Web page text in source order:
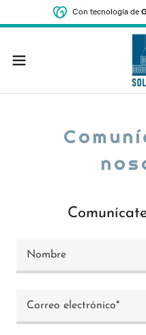
Con tecnología de
Nombre
Correo electrónico*